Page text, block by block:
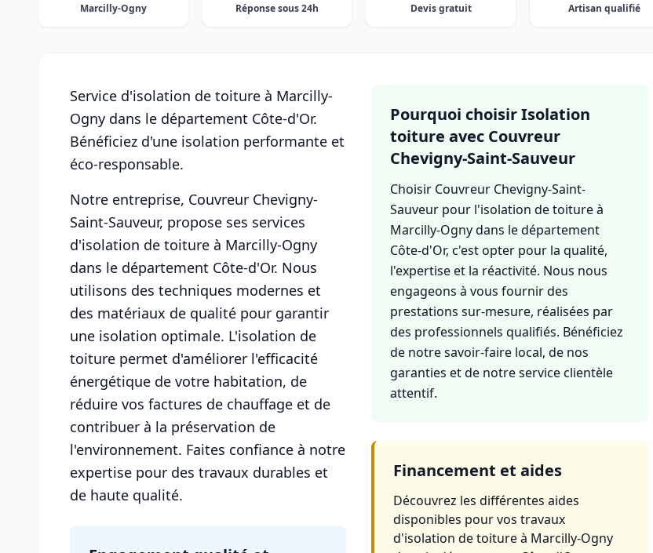
Marcilly-Ogny Réponse sous 24h Devis gratuit Artisan qualifié
Service d'isolation de toiture à Marcilly-
Ogny dans le département Côte-d'Or.
Bénéficiez d'une isolation performante et
éco-responsable.
Notre entreprise, Couvreur Chevigny-
Saint-Sauveur, propose ses services
d'isolation de toiture à Marcilly-Ogny
dans le département Côte-d'Or. Nous
utilisons des techniques modernes et
des matériaux de qualité pour garantir
une isolation optimale. L'isolation de
toiture permet d'améliorer l'efficacité
énergétique de votre habitation, de
réduire vos factures de chauffage et de
contribuer à la préservation de
l'environnement. Faites confiance à notre
expertise pour des travaux durables et
de haute qualité.
Pourquoi choisir Isolation
toiture avec Couvreur
Chevigny-Saint-Sauveur
Choisir Couvreur Chevigny-Saint-
Sauveur pour l'isolation de toiture à
Marcilly-Ogny dans le département
Côte-d'Or, c'est opter pour la qualité,
l'expertise et la réactivité. Nous nous
engageons à vous fournir des
prestations sur-mesure, réalisées par
des professionnels qualifiés. Bénéficiez
de notre savoir-faire local, de nos
garanties et de notre service clientèle
attentif.
Financement et aides
Découvrez les différentes aides
disponibles pour vos travaux
d'isolation de toiture à Marcilly-Ogny